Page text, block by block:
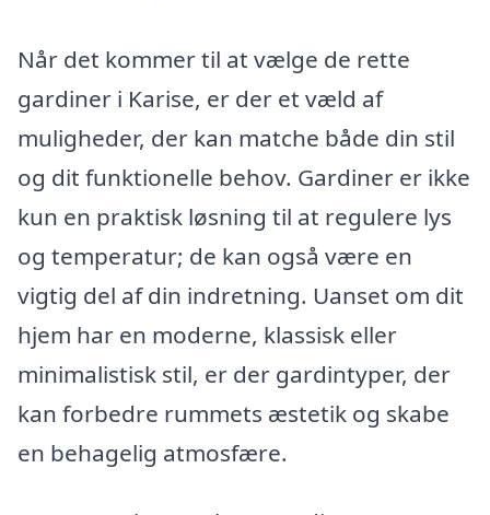
Når det kommer til at vælge de rette
gardiner i Karise, er der et væld af
muligheder, der kan matche både din stil
og dit funktionelle behov. Gardiner er ikke
kun en praktisk løsning til at regulere lys
og temperatur; de kan også være en
vigtig del af din indretning. Uanset om dit
hjem har en moderne, klassisk eller
minimalistisk stil, er der gardintyper, der
kan forbedre rummets æstetik og skabe
en behagelig atmosfære.